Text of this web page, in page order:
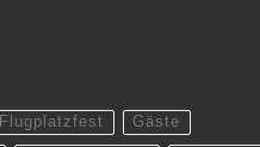
Flugplatzfest Gäste